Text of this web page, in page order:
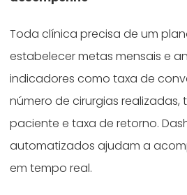
Toda clínica precisa de um
estabelecer metas mensais e
indicadores como taxa de
número de cirurgias realizadas,
paciente e taxa de retorno.
automatizados ajudam a
em tempo real.